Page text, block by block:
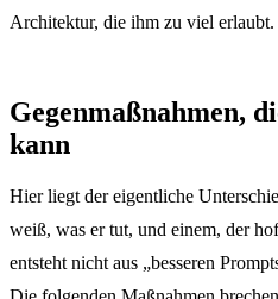
Architektur, die ihm zu viel erlaubt.
Gegenmaßnahmen,
kann
Hier liegt der eigentliche
weiß, was er tut, und einem, der
entsteht nicht aus „besseren